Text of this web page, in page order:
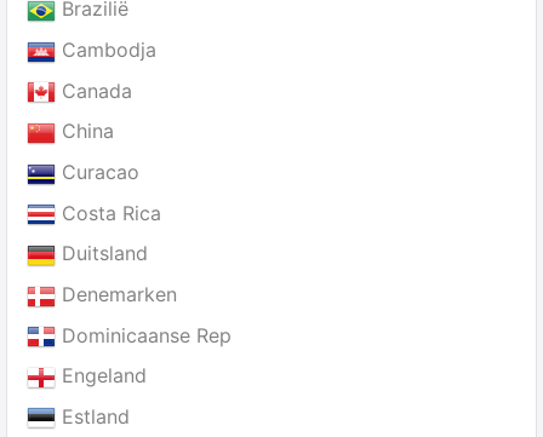
Brazilië
Cambodja
Canada
China
Curacao
Costa Rica
Duitsland
Denemarken
Dominicaanse Rep
Engeland
Estland